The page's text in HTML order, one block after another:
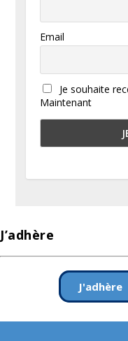
Email
Je souhaite
Maintenant
J’adhère
J'adhère